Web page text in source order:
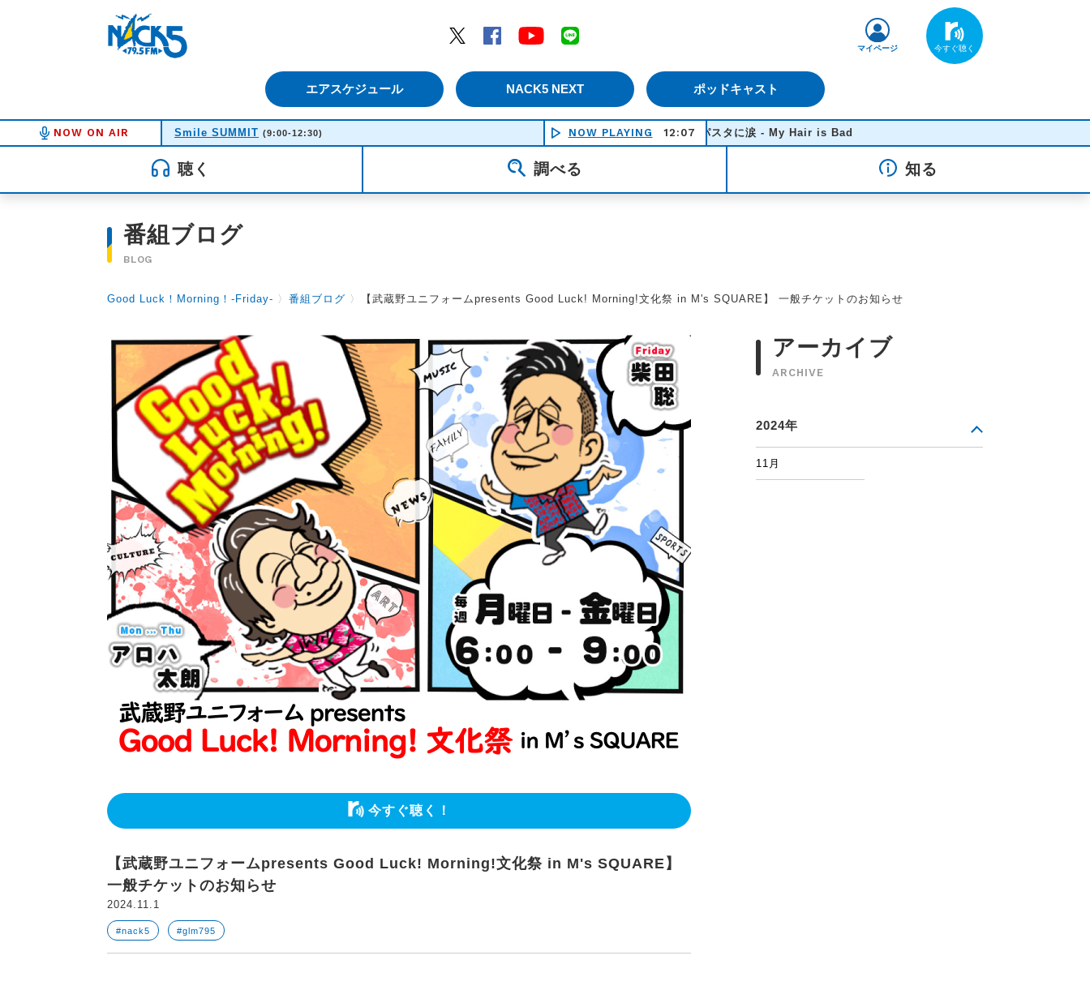
Twitter
Facebook YouTube
エアスケジュール NACK5 NEXT ポッドキャスト
マイページ
NOW ON AIR Smile SUMMIT (9:00-12:30) NOW PLAYING 12:07
パスタに涙 - My Hair is Bad
聴く 調べる 知る
番組ブログ
BLOG
Good Luck！Morning！-Friday- 〉 番組ブログ 〉 【武蔵野ユニフォームpresents Good Luck! Morning!文化祭 in M's SQUARE】 一般チケットのお知らせ
今すぐ聴く！
【武蔵野ユニフォームpresents Good Luck! Morning!文化祭 in M's SQUARE】
一般チケットのお知らせ
2024.11.1
#nack5 #glm795
アーカイブ
ARCHIVE
2024年
11月